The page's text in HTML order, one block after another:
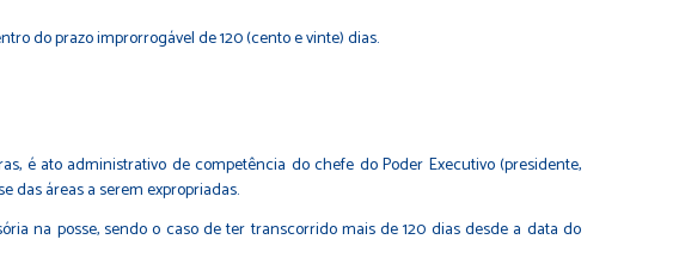
do prazo improrrogável de 120 (cento e vinte) dias.
é ato administrativo de competência do chefe do Poder Executivo (presidente,
das áreas a serem expropriadas.
na posse, sendo o caso de ter transcorrido mais de 120 dias desde a data do